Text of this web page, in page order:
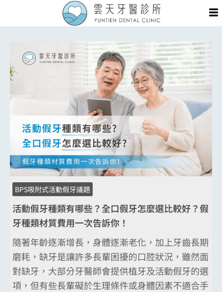
BPS吸附式活動假牙議題
活動假牙種類有哪些？全口假牙怎麼選比較好？假
牙種類材質費用一次告訴你！
隨著年齡逐漸增長，身體逐漸老化，加上牙齒長期
磨耗，缺牙是讓許多長輩困擾的口腔狀況，雖然面
對缺牙，大部分牙醫師會提供植牙及活動假牙的選
項，但有些長輩礙於生理條件或身體因素不適合手